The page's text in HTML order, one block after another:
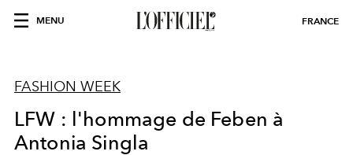
MENU FRANCE
FASHION WEEK
LFW : l'hommage de Feben à
Antonia Singla